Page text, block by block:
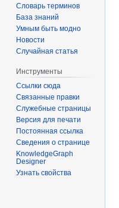
Словарь терминов
База знаний
Умным быть модно
Новости
Случайная статья
Инструменты
Ссылки сюда
Связанные правки
Служебные страницы
Версия для печати
Постоянная ссылка
Сведения о странице
KnowledgeGraph
Designer
Узнать свойства